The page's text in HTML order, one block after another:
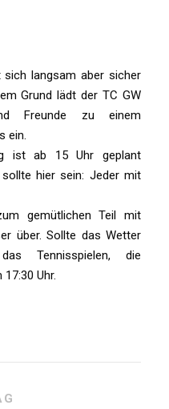
sich langsam aber sicher
Grund lädt der TC GW
Freunde zu einem
ein.
ist ab 15 Uhr geplant
hier sein: Jeder mit
gemütlichen Teil mit
über. Sollte das Wetter
Tennisspielen, die
Uhr.